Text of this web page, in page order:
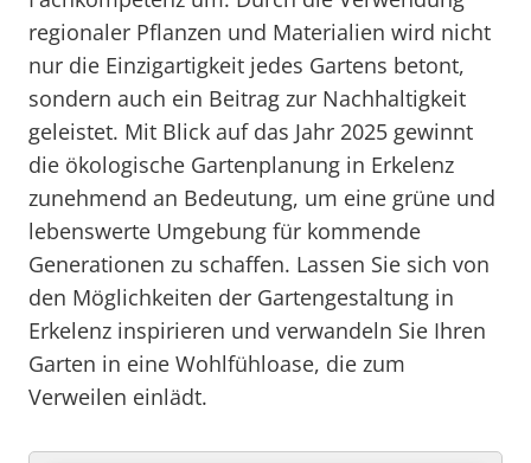
regionaler Pflanzen und Materialien wird nicht
nur die Einzigartigkeit jedes Gartens betont,
sondern auch ein Beitrag zur Nachhaltigkeit
geleistet. Mit Blick auf das Jahr 2025 gewinnt
die ökologische Gartenplanung in Erkelenz
zunehmend an Bedeutung, um eine grüne und
lebenswerte Umgebung für kommende
Generationen zu schaffen. Lassen Sie sich von
den Möglichkeiten der Gartengestaltung in
Erkelenz inspirieren und verwandeln Sie Ihren
Garten in eine Wohlfühloase, die zum
Verweilen einlädt.